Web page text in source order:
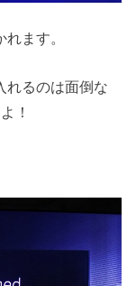
ます。
れるのは面倒な
！